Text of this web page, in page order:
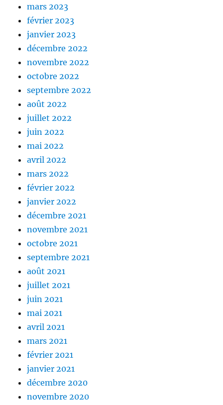
mars 2023
février 2023
janvier 2023
décembre 2022
novembre 2022
octobre 2022
septembre 2022
août 2022
juillet 2022
juin 2022
mai 2022
avril 2022
mars 2022
février 2022
janvier 2022
décembre 2021
novembre 2021
octobre 2021
septembre 2021
août 2021
juillet 2021
juin 2021
mai 2021
avril 2021
mars 2021
février 2021
janvier 2021
décembre 2020
novembre 2020